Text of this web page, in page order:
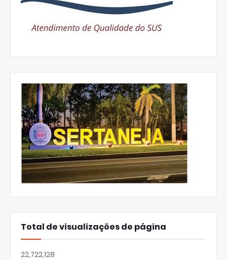
Total de visualizações de página
22,722,128